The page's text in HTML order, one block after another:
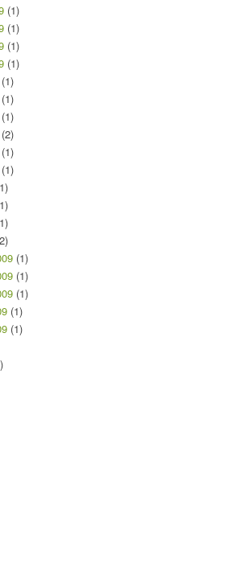
(1)
(1)
(1)
(1)
(1)
(1)
(1)
(2)
(1)
(1)
(1)
(1)
(1)
(1)
(1)